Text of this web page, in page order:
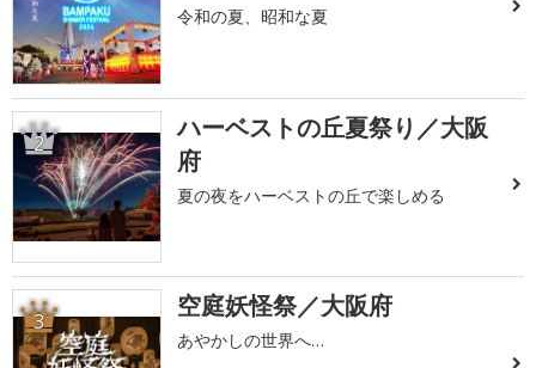
令和の夏、昭和な夏
2
ハーベストの丘夏祭り／大阪
府
夏の夜をハーベストの丘で楽しめる
3 空庭妖怪祭／大阪府
あやかしの世界へ…